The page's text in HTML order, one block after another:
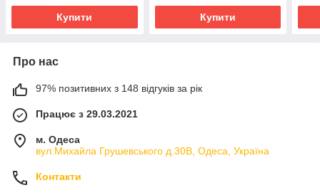
Купити Купити
Про нас
97% позитивних з 148 відгуків за рік
Працює з 29.03.2021
м. Одеса
вул.Михайла Грушевського д.30В, Одеса, Україна
Контакти